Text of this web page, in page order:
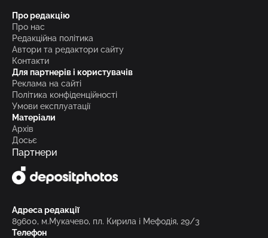
Про редакцію
Про нас
Редакційна політика
Автори та редактори сайту
Контакти
Для партнерів і користувачів
Реклама на сайті
Політика конфіденційності
Умови експлуатації
Матеріали
Архів
Досьє
Партнери
Адреса редакції
89600, м.Мукачево, пл. Кирила і Мефодія, 29/3
Телефон